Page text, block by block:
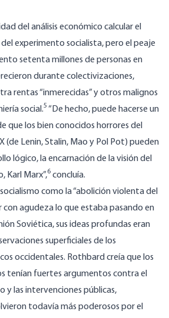
del análisis económico calcular el
experimento socialista, pero el peaje
setenta millones de personas en
durante colectivizaciones,
rentas “inmerecidas” y otros malignos
social.5 “De hecho, puede hacerse un
que los bien conocidos horrores del
(de Lenin, Stalin, Mao y Pol Pot) pueden
lógico, la encarnación de la visión del
Karl Marx”,6 concluía.
como la “abolición violenta del
con agudeza lo que estaba pasando en
Soviética, sus ideas profundas eran
superficiales de los
occidentales. Rothbard creía que los
tenían fuertes argumentos contra el
y las intervenciones públicas,
todavía más poderosos por el